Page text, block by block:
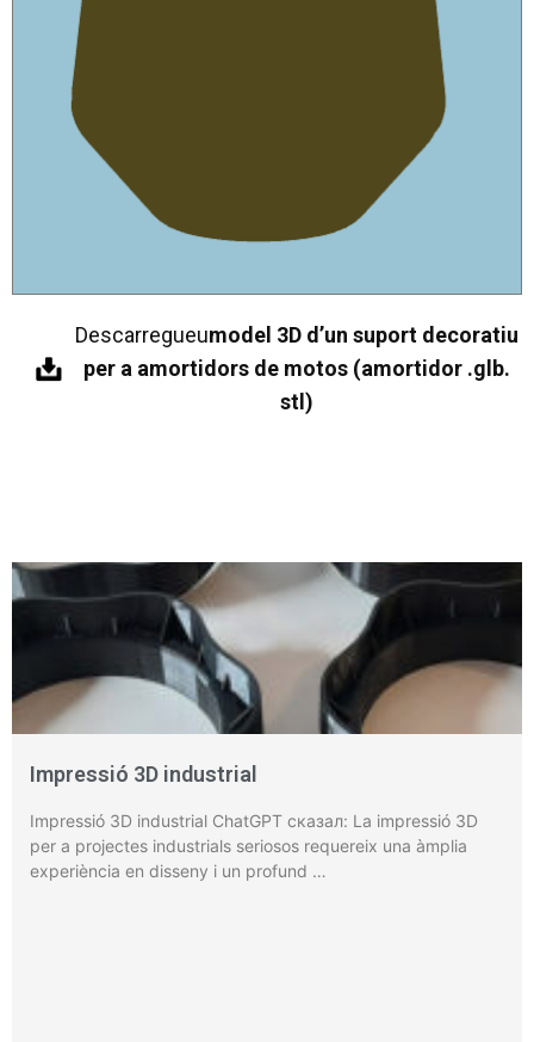
Descarregueumodel 3D d’un suport decoratiu
per a amortidors de motos (amortidor .glb.
stl)
Impressió 3D industrial
Impressió 3D industrial ChatGPT сказал: La impressió 3D
per a projectes industrials seriosos requereix una àmplia
experiència en disseny i un profund …